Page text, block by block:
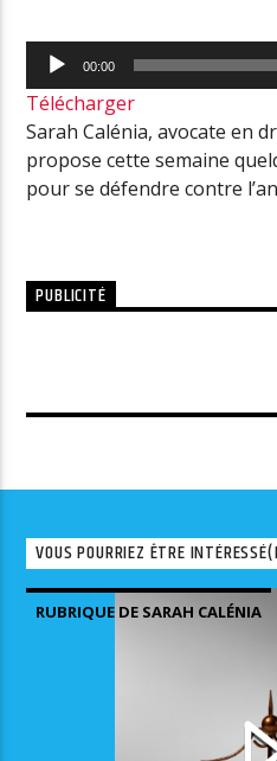
Lecteur
audio
00:00
Télécharger
Sarah Calénia, avocate en
propose cette semaine
pour se défendre contre
PUBLICITÉ
VOUS POURRIEZ ÊTRE
RUBRIQUE DE SARAH CALÉNIA